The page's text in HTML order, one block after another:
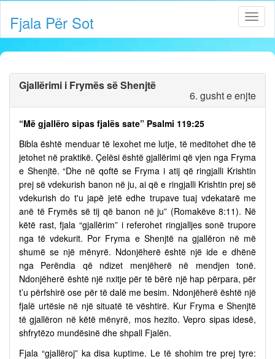
Fjala Për Sot
Gjallërimi i Frymës së Shenjtë
6. gusht e enjte
“Më gjallëro sipas fjalës sate” Psalmi 119:25
Bibla është menduar të lexohet me lutje, të meditohet dhe të
jetohet në praktikë. Çelësi është gjallërimi që vjen nga Fryma
e Shenjtë. “Dhe në qoftë se Fryma i atij që ringjalli Krishtin
prej së vdekurish banon në ju, ai që e ringjalli Krishtin prej së
vdekurish do t'u japë jetë edhe trupave tuaj vdekatarë me
anë të Frymës së tij që banon në ju” (Romakëve 8:11). Në
këtë rast, fjala “gjallërim” i referohet ringjalljes sonë trupore
nga të vdekurit. Por Fryma e Shenjtë na gjallëron në më
shumë se një mënyrë. Ndonjëherë është një ide e dhënë
nga Perëndia që ndizet menjëherë në mendjen tonë.
Ndonjëherë është një nxitje për të bërë një hap përpara, për
t’u përfshirë ose për të dalë me besim. Ndonjëherë është një
fjalë urtësie në një situatë të vështirë. Kur Fryma e Shenjtë
të gjallëron në këtë mënyrë, mos hezito. Vepro sipas idesë,
shfrytëzo mundësinë dhe shpall Fjalën.
Fjala “gjallëroj” ka disa kuptime. Le të shohim tre prej tyre: